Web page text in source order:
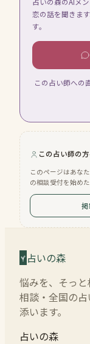
恋の話を聞きま
す。
この占い師への
この占い師の
このページはあな
の相談受付を始め
占いの森
悩みを、そっ
相談・全国の
添います。
占いの森